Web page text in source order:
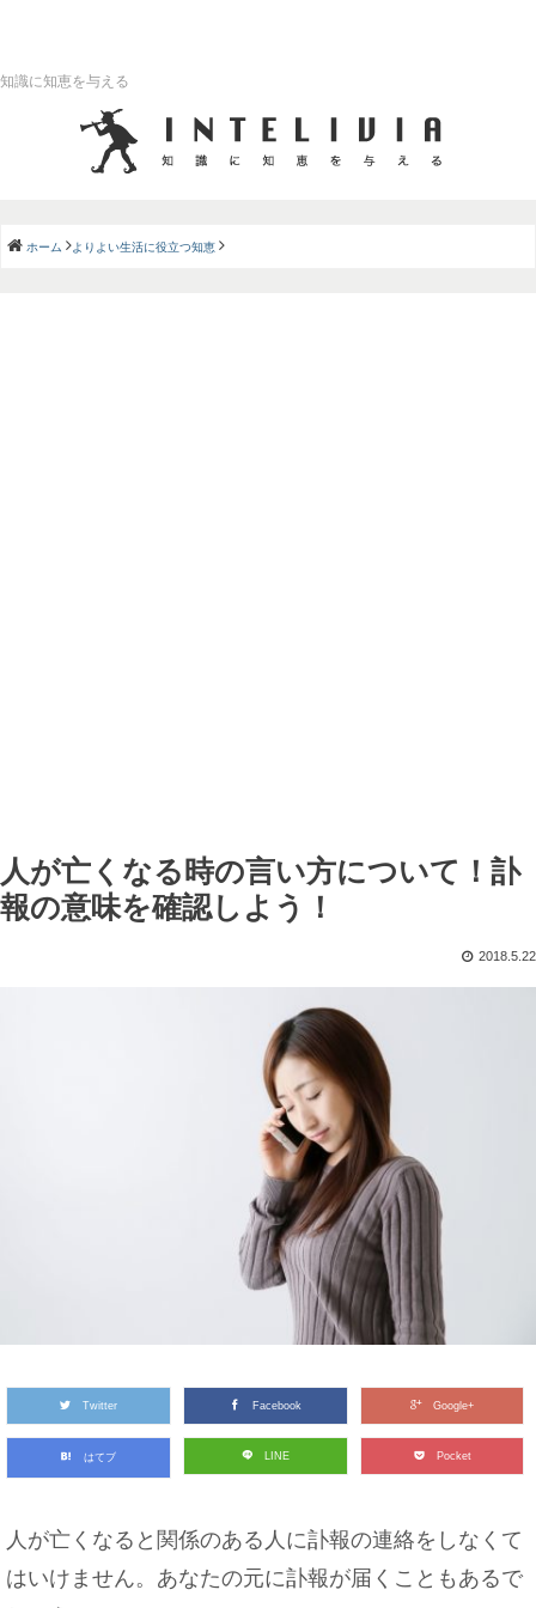
知識に知恵を与える
ホーム よりよい生活に役立つ知恵
人が亡くなる時の言い方について！訃
報の意味を確認しよう！
2018.5.22
Twitter Facebook Google+
はてブ LINE Pocket
人が亡くなると関係のある人に訃報の連絡をしなくて
はいけません。あなたの元に訃報が届くこともあるで